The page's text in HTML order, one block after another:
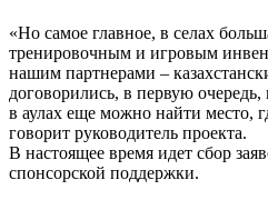
«Но самое главное, в селах
тренировочным и игровым
нашим партнерами –
договорились, в первую
в аулах еще можно найти место,
говорит руководитель проекта.
В настоящее время идет сбор
спонсорской поддержки.